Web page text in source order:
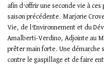
afin d’offrir une seconde vie à
saison précédente. Marjorie
Vie, de l’Environnement et du
Amalberti-Verdino, Adjointe au
prêter main forte. Une
contre le gaspillage et de faire